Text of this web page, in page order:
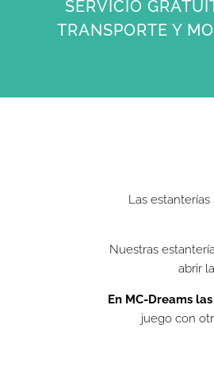
SERVICIO
TRANSPORTE Y
Las
Nuestras
abrir
En MC-Dreams
juego con